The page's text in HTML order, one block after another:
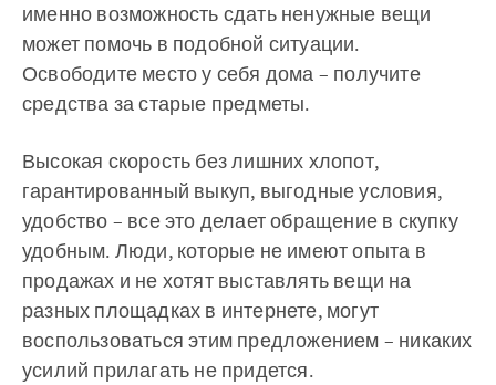
именно возможность сдать ненужные вещи
может помочь в подобной ситуации.
Освободите место у себя дома – получите
средства за старые предметы.
Высокая скорость без лишних хлопот,
гарантированный выкуп, выгодные условия,
удобство – все это делает обращение в скупку
удобным. Люди, которые не имеют опыта в
продажах и не хотят выставлять вещи на
разных площадках в интернете, могут
воспользоваться этим предложением – никаких
усилий прилагать не придется.